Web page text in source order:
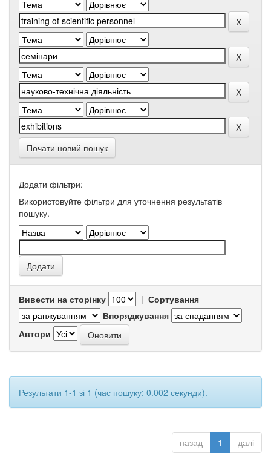
Почати новий пошук
Додати фільтри:
Використовуйте фільтри для уточнення результатів
пошуку.
Вивести на сторінку | Сортування
Впорядкування
Автори
Результати 1-1 зі 1 (час пошуку: 0.002 секунди).
назад 1 далі